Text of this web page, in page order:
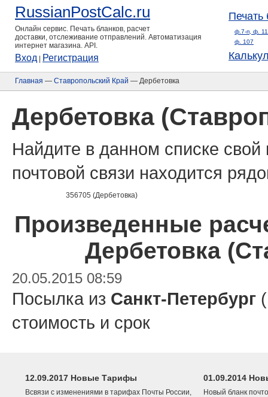
RussianPostCalc.ru
Онлайн сервис. Печать бланков, расчет
доставки, отслеживание отправлений. Автоматизация
интернет магазина. API.
Вход Регистрация
Печать
ф.7-п, ф.
ф. 107
Главная — Ставропольский Край — Дербетовка
Дербетовка
Найдите в данном списке
почтовой связи находится
356705 (Дербетовка)
Произведенные
Дербетовка
20.05.2015 08:59
Посылка из Санкт-Петербург
стоимость и срок
12.09.2017 Новые Тарифы
Всвязи с изменениями в тарифах Почты России,
01.09.2014
Новый бланк